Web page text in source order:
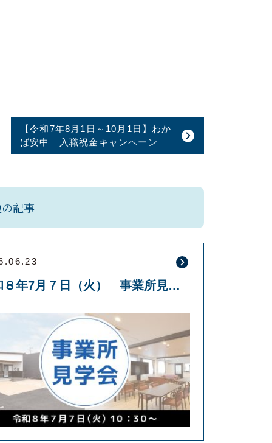
【令和7年8月1日～10月1日】わか
ば安中 入職祝金キャンペーン
記事
令和８年7月７日（火） 事業所見学会を開催します